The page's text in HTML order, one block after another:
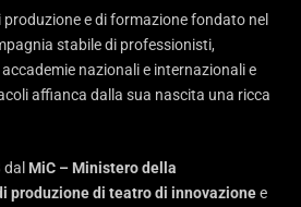
produzione e di formazione fondato nel
stabile di professionisti,
nazionali e internazionali e
affianca dalla sua nascita una ricca
dal MiC – Ministero della
produzione di teatro di innovazionee